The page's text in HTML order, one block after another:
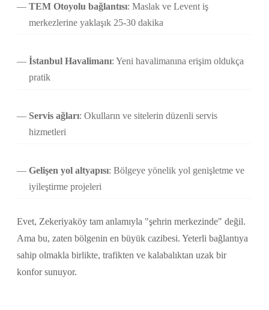
TEM Otoyolu bağlantısı: Maslak ve Levent iş
merkezlerine yaklaşık 25-30 dakika
İstanbul Havalimanı: Yeni havalimanına erişim oldukça
pratik
Servis ağları: Okulların ve sitelerin düzenli servis
hizmetleri
Gelişen yol altyapısı: Bölgeye yönelik yol genişletme ve
iyileştirme projeleri
Evet, Zekeriyaköy tam anlamıyla "şehrin merkezinde" değil.
Ama bu, zaten bölgenin en büyük cazibesi. Yeterli bağlantıya
sahip olmakla birlikte, trafikten ve kalabalıktan uzak bir
konfor sunuyor.